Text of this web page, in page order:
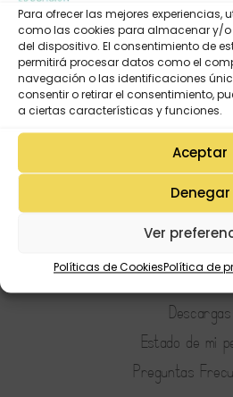
Para ofrecer las mejores experiencias,
como las cookies para almacenar y/
del dispositivo. El consentimiento de
permitirá procesar datos como el
navegación o las identificaciones
consentir o retirar el consentimiento,
a ciertas características y funciones.
Aceptar
Denegar
Ver
Políticas de CookiesPolítica de
Mi Cuenta
Descargas
Estado de mi
Preguntas